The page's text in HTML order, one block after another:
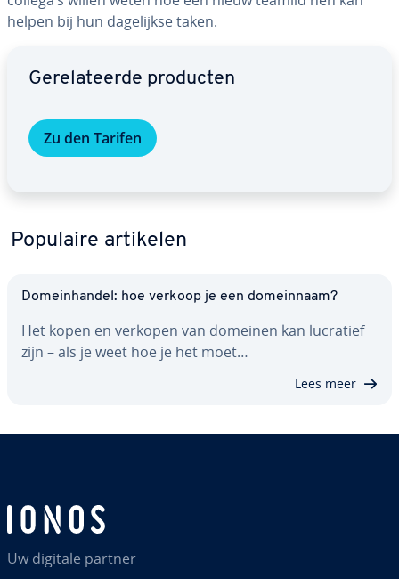
helpen bij hun da­ge­lijk­se taken.
Ge­re­la­teer­de producten
Zu den Tarifen
Populaire artikelen
Do­mein­han­del: hoe verkoop je een do­mein­naam?
Het kopen en verkopen van domeinen kan lucratief
zijn – als je weet hoe je het moet…
Lees meer
Uw digitale partner